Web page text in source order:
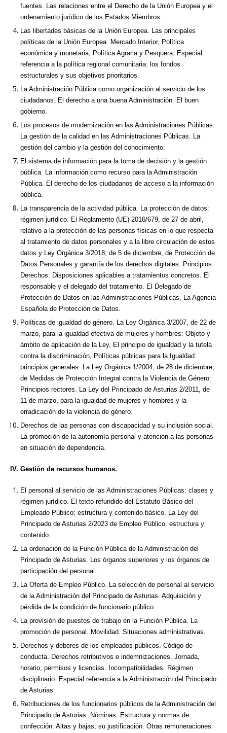
fuentes. Las relaciones entre el Derecho de la Unión Europea y el
ordenamiento jurídico de los Estados Miembros.
Las libertades básicas de la Unión Europea. Las principales
políticas de la Unión Europea: Mercado Interior, Política
económica y monetaria, Política Agraria y Pesquera. Especial
referencia a la política regional comunitaria: los fondos
estructurales y sus objetivos prioritarios.
La Administración Pública como organización al servicio de los
ciudadanos. El derecho a una buena Administración. El buen
gobierno.
Los procesos de modernización en las Administraciones Públicas.
La gestión de la calidad en las Administraciones Públicas. La
gestión del cambio y la gestión del conocimiento.
El sistema de información para la toma de decisión y la gestión
pública. La información como recurso para la Administración
Pública. El derecho de los ciudadanos de acceso a la información
pública.
La transparencia de la actividad pública. La protección de datos:
régimen jurídico. El Reglamento (UE) 2016/679, de 27 de abril,
relativo a la protección de las personas físicas en lo que respecta
al tratamiento de datos personales y a la libre circulación de estos
datos y Ley Orgánica 3/2018, de 5 de diciembre, de Protección de
Datos Personales y garantía de los derechos digitales. Principios.
Derechos. Disposiciones aplicables a tratamientos concretos. El
responsable y el delegado del tratamiento. El Delegado de
Protección de Datos en las Administraciones Públicas. La Agencia
Española de Protección de Datos.
Políticas de igualdad de género. La Ley Orgánica 3/2007, de 22 de
marzo, para la igualdad efectiva de mujeres y hombres: Objeto y
ámbito de aplicación de la Ley, El principio de igualdad y la tutela
contra la discriminación, Políticas públicas para la Igualdad:
principios generales. La Ley Orgánica 1/2004, de 28 de diciembre,
de Medidas de Protección Integral contra la Violencia de Género:
Principios rectores. La Ley del Principado de Asturias 2/2011, de
11 de marzo, para la igualdad de mujeres y hombres y la
erradicación de la violencia de género.
Derechos de las personas con discapacidad y su inclusión social.
La promoción de la autonomía personal y atención a las personas
en situación de dependencia.
IV. Gestión de recursos humanos.
El personal al servicio de las Administraciones Públicas: clases y
régimen jurídico. El texto refundido del Estatuto Básico del
Empleado Público: estructura y contenido básico. La Ley del
Principado de Asturias 2/2023 de Empleo Público: estructura y
contenido.
La ordenación de la Función Pública de la Administración del
Principado de Asturias. Los órganos superiores y los órganos de
participación del personal.
La Oferta de Empleo Público. La selección de personal al servicio
de la Administración del Principado de Asturias. Adquisición y
pérdida de la condición de funcionario público.
La provisión de puestos de trabajo en la Función Pública. La
promoción de personal. Movilidad. Situaciones administrativas.
Derechos y deberes de los empleados públicos. Código de
conducta. Derechos retributivos e indemnizaciones. Jornada,
horario, permisos y licencias. Incompatibilidades. Régimen
disciplinario. Especial referencia a la Administración del Principado
de Asturias.
Retribuciones de los funcionarios públicos de la Administración del
Principado de Asturias. Nóminas: Estructura y normas de
confección. Altas y bajas, su justificación. Otras remuneraciones.